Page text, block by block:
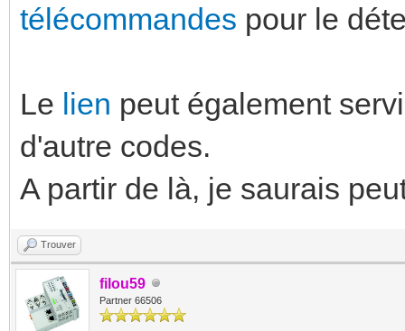
télécommandes pour le
Le lien peut également
d'autre codes.
A partir de là, je saurais
Trouver
filou59
Partner 66506